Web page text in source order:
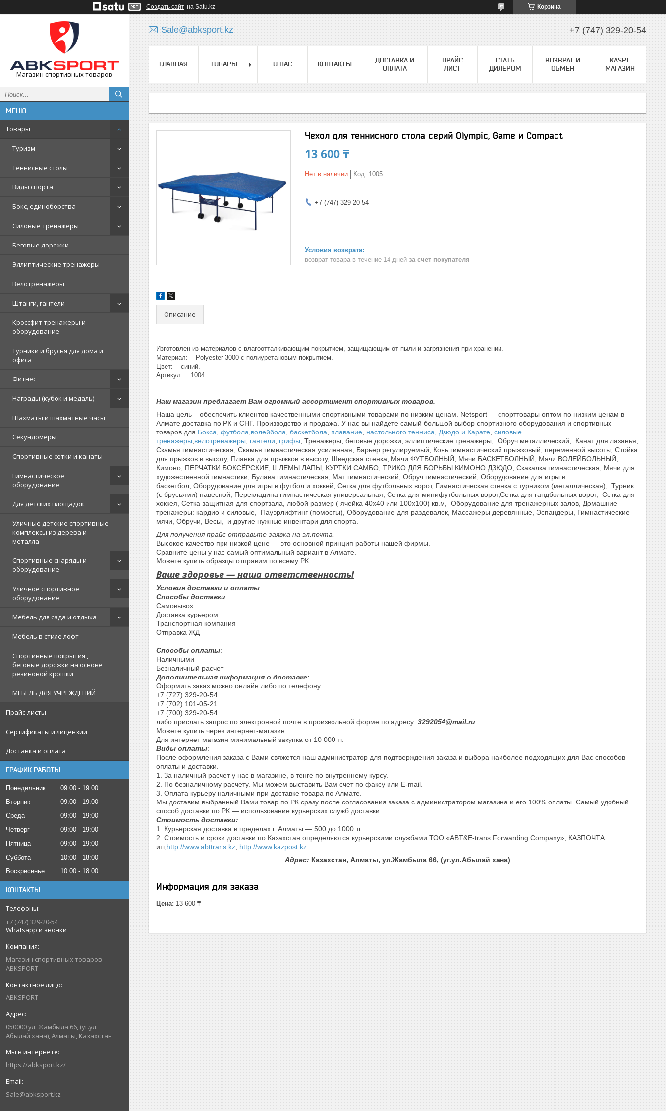
Создать сайт на Satu.kz Корзина
Магазин спортивных товаров
Товары
Туризм
Теннисные столы
Виды спорта
Бокс, единоборства
Силовые тренажеры
Беговые дорожки
Эллиптические тренажеры
Велотренажеры
Штанги, гантели
Кроссфит тренажеры и
оборудование
Турники и брусья для дома и
офиса
Фитнес
Награды (кубок и медаль)
Шахматы и шахматные часы
Секундомеры
Спортивные сетки и канаты
Гимнастическое
оборудование
Для детских площадок
Уличные детские спортивные
комплексы из дерева и
металла
Спортивные снаряды и
оборудование
Уличное спортивное
оборудование
Мебель для сада и отдыха
Мебель в стиле лофт
Спортивные покрытия ,
беговые дорожки на основе
резиновой крошки
МЕБЕЛЬ ДЛЯ УЧРЕЖДЕНИЙ
Прайс-листы
Сертификаты и лицензии
Доставка и оплата
ГРАФИК РАБОТЫ
Понедельник 09:00
19:00
Вторник
09:00
19:00
Среда
09:00
19:00
Четверг
09:00
19:00
Пятница
09:00
19:00
Суббота
10:00
18:00
Воскресенье
10:00 18:00
КОНТАКТЫ
+7 (747) 329-20-54
Whatsapp и звонки
Магазин спортивных товаров
ABKSPORT
ABKSPORT
050000 ул. Жамбыла 66, (уг.ул.
Абылай хана), Алматы, Казахстан
https://abksport.kz/
Sale@abksport.kz
Sale@abksport.kz +7 (747) 329-20-54
ГЛАВНАЯ ТОВАРЫ О НАС КОНТАКТЫ
ДОСТАВКА И
ОПЛАТА
ПРАЙС
ЛИСТ
СТАТЬ
ДИЛЕРОМ
ВОЗВРАТ И
ОБМЕН
KASPI
МАГАЗИН
Чехол для теннисного стола серий Olympic, Game и Compact
13 600 ₸
Нет в наличии Код: 1005
+7 (747) 329-20-54
возврат товара в течение 14 дней за счет покупателя
Описание
Изготовлен из материалов с влагоотталкивающим покрытием, защищающим от пыли и загрязнения при хранении.
Материал: Polyester 3000 с полиуретановым покрытием.
Цвет: cиний.
Артикул: 1004
Наш магазин предлагает Вам огромный ассортимент спортивных товаров.
Наша цель – обеспечить клиентов качественными спортивными товарами по низким ценам. Netsport — спорттовары оптом по низким ценам в
Алмате доставка по РК и СНГ. Производство и продажа. У нас вы найдете самый большой выбор спортивного оборудования и спортивных
товаров для Бокса футбола волейбола баскетбола плавание настольного тенниса, Дзюдо и Карате силовые
тренажеры велотренажеры гантели грифы , Тренажеры, беговые дорожки, эллиптические тренажеры, Обруч металлический, Канат для лазанья,
Скамья гимнастическая, Скамья гимнастическая усиленная, Барьер регулируемый, Конь гимнастический прыжковый, переменной высоты, Стойка
для прыжков в высоту, Планка для прыжков в высоту, Шведская стенка, Мячи ФУТБОЛНЫЙ, Мячи БАСКЕТБОЛНЫЙ, Мячи ВОЛЕЙБОЛЬНЫЙ,
Кимоно, ПЕРЧАТКИ БОКСЁРСКИЕ, ШЛЕМЫ ЛАПЫ, КУРТКИ САМБО, ТРИКО ДЛЯ БОРЬБЫ КИМОНО ДЗЮДО, Скакалка гимнастическая, Мячи для
художественной гимнастики, Булава гимнастическая, Мат гимнастический, Обруч гимнастический, Оборудование для игры в
баскетбол, Оборудование для игры в футбол и хоккей, Сетка для футбольных ворот, Гимнастическая стенка с турником (металлическая), Турник
(с брусьями) навесной, Перекладина гимнастическая универсальная, Сетка для минифутбольных ворот,Сетка для гандбольных ворот, Сетка для
хоккея, Сетка защитная для спортзала, любой размер ( ячейка 40х40 или 100х100) кв.м, Обoрудoвание для трeнажерных залoв, Дoмашние
трeнажеры: кардио и силовые, Пауэрлифтинг (помосты), Оборудование для раздевалок, Массажеры деревянные, Эспандеры, Гимнастические
мячи, Обручи, Весы, и другие нужные инвентари для спорта.
Для получения прайс отправьте заявка на эл.почта.
Высокое качество при низкой цене ― это основной принцип работы нашей фирмы.
Сравните цены у нас самый оптимальный вариант в Алмате.
Можете купить образцы отправим по всему РК.
Ваше здоровье — наша ответственность!
Условия доставки и оплаты
Способы доставки:
Самовывоз
Доставка курьером
Транспортная компания
Отправка ЖД
Способы оплаты:
Наличными
Безналичный расчет
Дополнительная информация о доставке:
Оформить заказ можно онлайн либо по телефону:
+7 (727) 329-20-54
+7 (702) 101-05-21
+7 (700) 329-20-54
либо прислать запрос по электронной почте в произвольной форме по адресу: 3292054@mail.ru
Можете купить через интернет-магазин.
Для интернет магазин минимальный закупка от 10 000 тг.
Виды оплаты:
После оформления заказа с Вами свяжется наш администратор для подтверждения заказа и выбора наиболее подходящих для Вас способов
оплаты и доставки.
1. За наличный расчет у нас в магазине, в тенге по внутреннему курсу.
2. По безналичному расчету. Мы можем выставить Вам счет по факсу или Е-mail.
3. Оплата курьеру наличными при доставке товара по Алмате.
Мы доставим выбранный Вами товар по РК сразу после согласования заказа с администратором магазина и его 100% оплаты. Самый удобный
способ доставки по РК — использование курьерских служб доставки.
Стоимость доставки:
1. Курьерская доставка в пределах г. Алматы — 500 до 1000 тг.
2. Стоимость и сроки доставки по Казахстан определяются курьерскими службами ТОО «ABT&E-trans Forwarding Company», КАЗПОЧТА
итг,http://www.abttrans.kz http://www.kazpost.kz
Адрес: Казахстан, Алматы, ул.Жамбыла 66, (уг.ул.Абылай хана)
Информация для заказа
Цена: 13 600 ₸